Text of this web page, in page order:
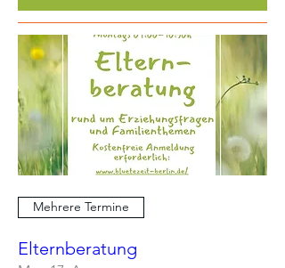
Mehrere Termine
Elternberatung